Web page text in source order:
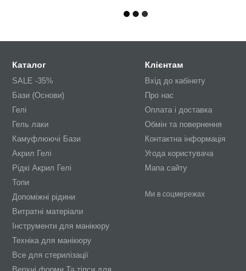
Каталог
SALE -35%
Бази (Основи)
Гелі
Гель лаки
Камуфлюючі Бази
Акрил Гелі
Рідкі Акрил Гелі
Топи
Допоміжні рідини
Витратні матеріали
Інструменти для манікюру
Техніка для манікюру
Все для стерилізації
Клієнтам
Вхід до кабінету
Про нас
Оплата і доставка
Обмін та повернення
Контактна інформація
Угода користувача
Мапа сайту
Ми в соцмережах